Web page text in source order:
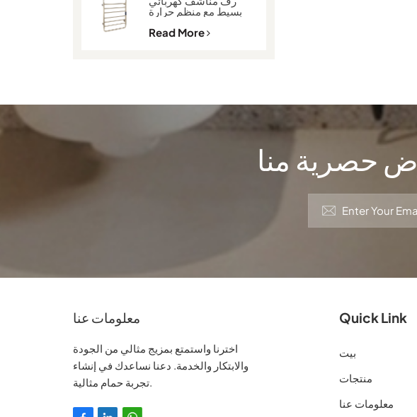
بسيط مع منظم حرارة
GLY-2101
Read More
حصرية منا
معلومات عنا
اخترنا واستمتع بمزيج مثالي من الجودة
والابتكار والخدمة. دعنا نساعدك في إنشاء
Quick Link
بيت
منتجات
معلومات عنا